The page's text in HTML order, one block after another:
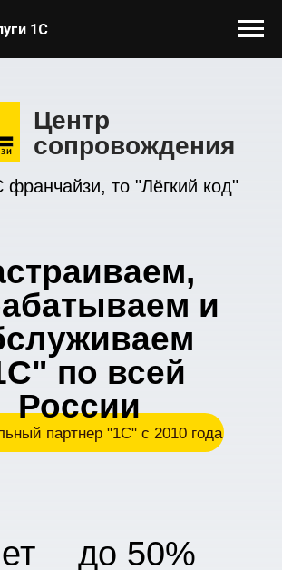
1С
Центр
сопровождения
франчайзи, то "Лёгкий код"
и
по всей
России
партнер "1С" с 2010 года
до 50%